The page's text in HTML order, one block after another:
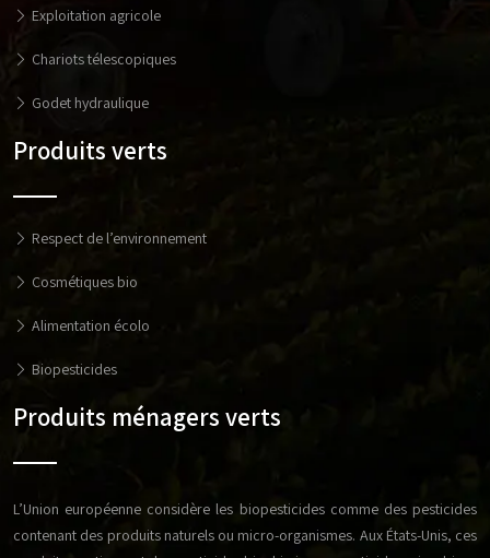
Exploitation agricole
Chariots télescopiques
Godet hydraulique
Produits verts
Respect de l’environnement
Cosmétiques bio
Alimentation écolo
Biopesticides
Produits ménagers verts
L’Union européenne considère les biopesticides comme des pesticides
contenant des produits naturels ou micro-organismes. Aux États-Unis, ces